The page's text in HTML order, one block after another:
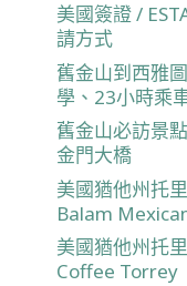
美國簽證 /
請方式
舊金山到西雅
學、23小時乘
舊金山必訪景
金門大橋
美國猶他州托
Balam
美國猶他州托
Coffee Torrey